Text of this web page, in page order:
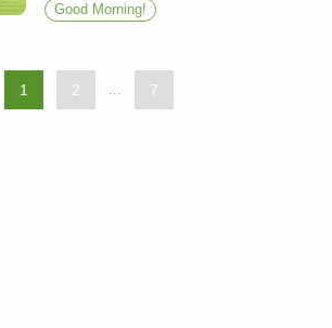
Good Morning!
1 2 ... 7